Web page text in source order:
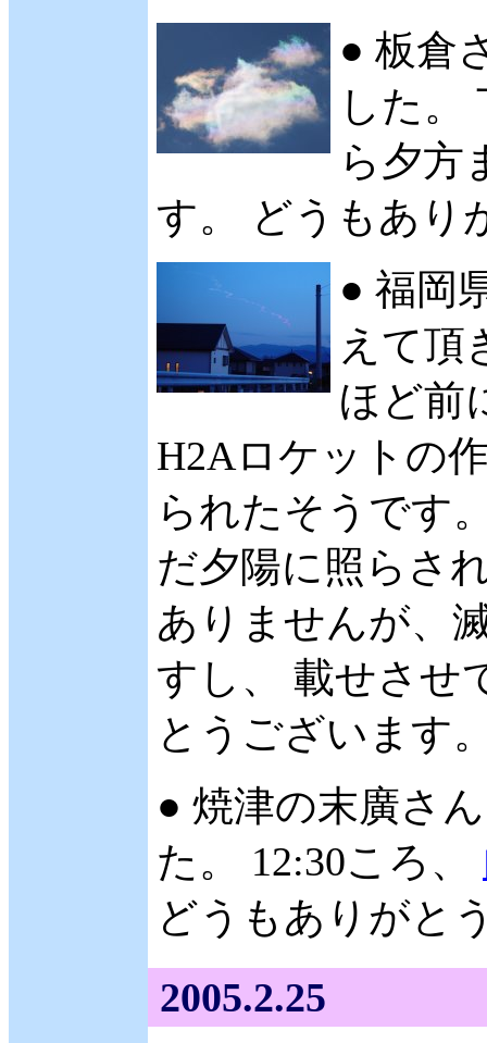
● 板倉
した。
ら夕方
す。 どうもあり
● 福岡
えて頂
ほど前
H2Aロケットの
られたそうです
だ夕陽に照らさ
ありませんが、
すし、 載せさせ
とうございます
● 焼津の末廣さ
た。 12:30ころ、
どうもありがと
2005.2.25